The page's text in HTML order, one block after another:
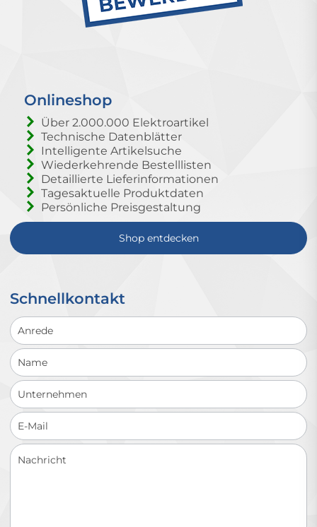
Onlineshop
Über 2.000.000 Elektroartikel
Technische Datenblätter
Intelligente Artikelsuche
Wiederkehrende Bestelllisten
Detaillierte Lieferinformationen
Tagesaktuelle Produktdaten
Persönliche Preisgestaltung
Shop entdecken
Schnellkontakt
Schnellkontakt